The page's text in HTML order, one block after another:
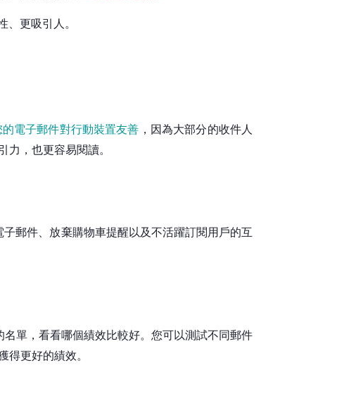
更吸引人。
電子郵件對行動裝置友善 ，因為大部分的收件人
，也更容易閱讀。
郵件、放棄購物車提醒以及不活躍訂閱用戶的互
單，看看哪個績效比較好。您可以測試不同郵件
得更好的績效。